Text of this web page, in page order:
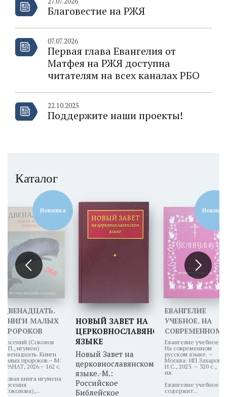
Благовестие на РЖЯ
07.07.2026
Первая глава Евангелия от
Матфея на РЖЯ доступна
читателям на всех каналах РБО
22.10.2025
Поддержите наши проекты!
Каталог
Новинка
ДВЕНАДЦАТЬ.
КНИГИ МАЛЫХ
ПРОРОКОВ
Арсений (Соколов
А.П., игумен)
Двенадцать. Книги
малых пророков.– М:
ГРАНАТ, 2026.– 162 с.
Новая книга игумена
Арсения
(Соколова),...
НОВЫЙ ЗАВЕТ НА
ЦЕРКОВНОСЛАВЯНСКОМ
ЯЗЫКЕ
Новый Завет на
церковнославянском
языке.-М.:
Российское
Библейское
ЕВАНГЕЛИЕ
УЧЕБНОЕ. НА
СОВРЕМЕННОМ
РУССКОМ
ЯЗЫКЕ
Евангелие учебное.
На современном
русском языке. –
Москва: ИП Захаров
Н.С., 2025. – 320 с.,
ил.
Евангелие учебное
содержит...